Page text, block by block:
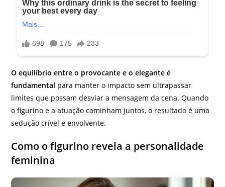
O equilíbrio entre o provocante e o elegante é
fundamental para manter o impacto sem ultrapassar
limites que possam desviar a mensagem da cena. Quando
o figurino e a atuação caminham juntos, o resultado é uma
sedução crível e envolvente.
Como o figurino revela a personalidade
feminina